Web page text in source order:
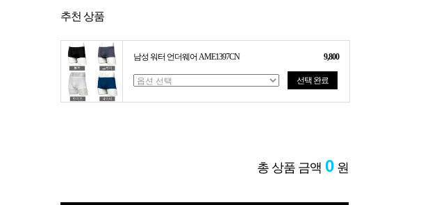
추천 상품
남성 워터 언더웨어 AME1397CN 9,800
선택 완료
총 상품 금액 0 원